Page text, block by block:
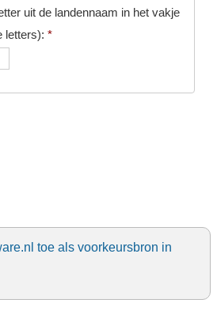
uit de landennaam in het vakje
letters): *
toe als voorkeursbron in